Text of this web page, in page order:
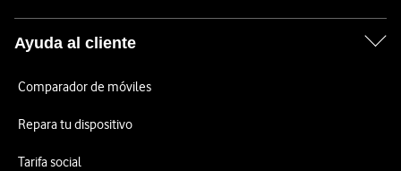
Ayuda al cliente
Comparador de móviles
Repara tu dispositivo
Tarifa social